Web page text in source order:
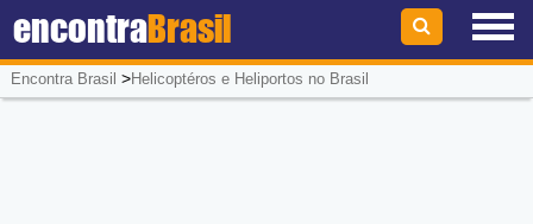
encontraBrasil
Encontra Brasil >Helicoptéros e Heliportos no Brasil